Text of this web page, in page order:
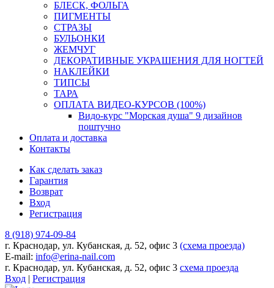
БЛЕСК, ФОЛЬГА
ПИГМЕНТЫ
СТРАЗЫ
БУЛЬОНКИ
ЖЕМЧУГ
ДЕКОРАТИВНЫЕ УКРАШЕНИЯ ДЛЯ НОГТЕЙ
НАКЛЕЙКИ
ТИПСЫ
ТАРА
ОПЛАТА ВИДЕО-КУРСОВ (100%)
Видо-курс "Морская душа" 9 дизайнов
поштучно
Оплата и доставка
Контакты
Как сделать заказ
Гарантия
Возврат
Вход
Регистрация
8 (918) 974-09-84
г. Краснодар, ул. Кубанская, д. 52, офис 3 (схема проезда)
E-mail: info@erina-nail.com
г. Краснодар, ул. Кубанская, д. 52, офис 3 схема проезда
Вход | Регистрация